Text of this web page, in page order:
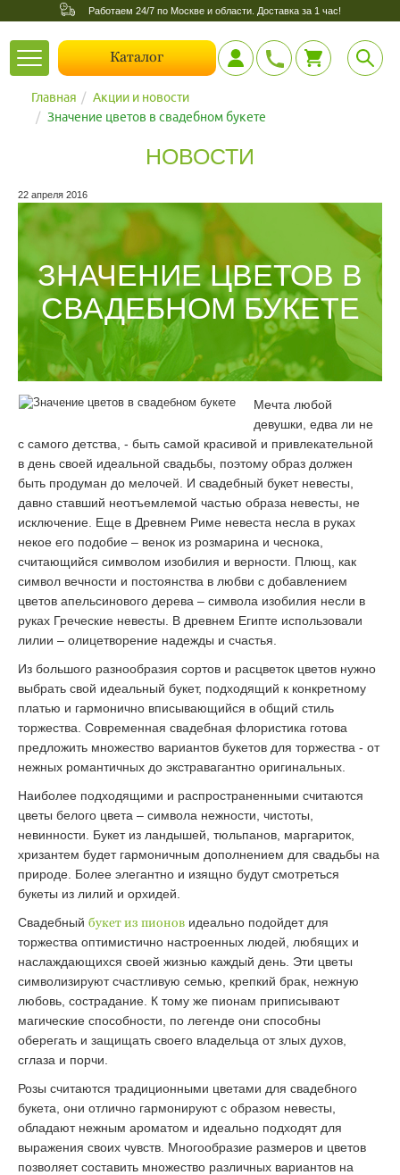
Работаем 24/7 по Москве и области. Доставка за 1 час!
Toggle
navigation
Каталог
Главная
Акции и новости
Значение цветов в свадебном букете
НОВОСТИ
22 апреля 2016
ЗНАЧЕНИЕ ЦВЕТОВ В
СВАДЕБНОМ БУКЕТЕ
Мечта любой
девушки, едва ли не
с самого детства, - быть самой красивой и привлекательной
в день своей идеальной свадьбы, поэтому образ должен
быть продуман до мелочей. И свадебный букет невесты,
давно ставший неотъемлемой частью образа невесты, не
исключение. Еще в Древнем Риме невеста несла в руках
некое его подобие – венок из розмарина и чеснока,
считающийся символом изобилия и верности. Плющ, как
символ вечности и постоянства в любви с добавлением
цветов апельсинового дерева – символа изобилия несли в
руках Греческие невесты. В древнем Египте использовали
лилии – олицетворение надежды и счастья.
Из большого разнообразия сортов и расцветок цветов нужно
выбрать свой идеальный букет, подходящий к конкретному
платью и гармонично вписывающийся в общий стиль
торжества. Современная свадебная флористика готова
предложить множество вариантов букетов для торжества - от
нежных романтичных до экстравагантно оригинальных.
Наиболее подходящими и распространенными считаются
цветы белого цвета – символа нежности, чистоты,
невинности. Букет из ландышей, тюльпанов, маргариток,
хризантем будет гармоничным дополнением для свадьбы на
природе. Более элегантно и изящно будут смотреться
букеты из лилий и орхидей.
Свадебный букет из пионов идеально подойдет для
торжества оптимистично настроенных людей, любящих и
наслаждающихся своей жизнью каждый день. Эти цветы
символизируют счастливую семью, крепкий брак, нежную
любовь, сострадание. К тому же пионам приписывают
магические способности, по легенде они способны
оберегать и защищать своего владельца от злых духов,
сглаза и порчи.
Розы считаются традиционными цветами для свадебного
букета, они отлично гармонируют с образом невесты,
обладают нежным ароматом и идеально подходят для
выражения своих чувств. Многообразие размеров и цветов
позволяет составить множество различных вариантов на